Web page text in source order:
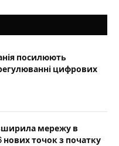
посилюють
цифрових
мережу в
нових точок з початку